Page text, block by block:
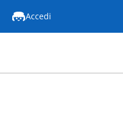
Accedi